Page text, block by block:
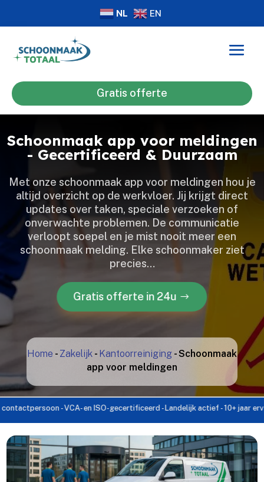
NL EN
Gratis offerte
Schoonmaak app voor meldingen
- Gecertificeerd & Duurzaam
Met onze schoonmaak app voor meldingen hou je
altijd overzicht op de werkvloer.​ Jij krijgt direct
updates over taken, speciale verzoeken of
onverwachte problemen.​ De communicatie
verloopt soepel en je mist nooit meer een
schoonmaak melding.​ Elke schoonmaker ziet
precies…
Gratis offerte in 24u
Home - Zakelijk- Kantoorreiniging-Schoonmaak
app voor meldingen
- VCA- en ISO-gecertificeerd - Landelijk actief - 10+ jaar ervaring -